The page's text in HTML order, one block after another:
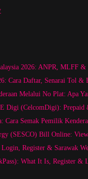
2026: ANPR, MLFF
Cara Daftar, Senarai Tol &
Melalui No Plat: Apa
Digi (CelcomDigi): Prepaid
Cara Semak Pemilik
(SESCO) Bill Online:
Register & Sarawak
What It Is, Register &